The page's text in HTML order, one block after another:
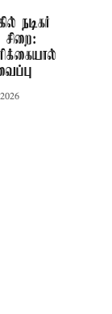
நடிகர்
சிறை: